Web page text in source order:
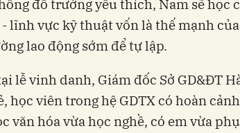
đỗ trường yêu thích, Nam sẽ học
lĩnh vực kỹ thuật vốn là thế mạnh
lao động sớm để tự lập.
lễ vinh danh, Giám đốc Sở GD&ĐT
học viên trong hệ GDTX có hoàn
văn hóa vừa học nghề, có em vừa